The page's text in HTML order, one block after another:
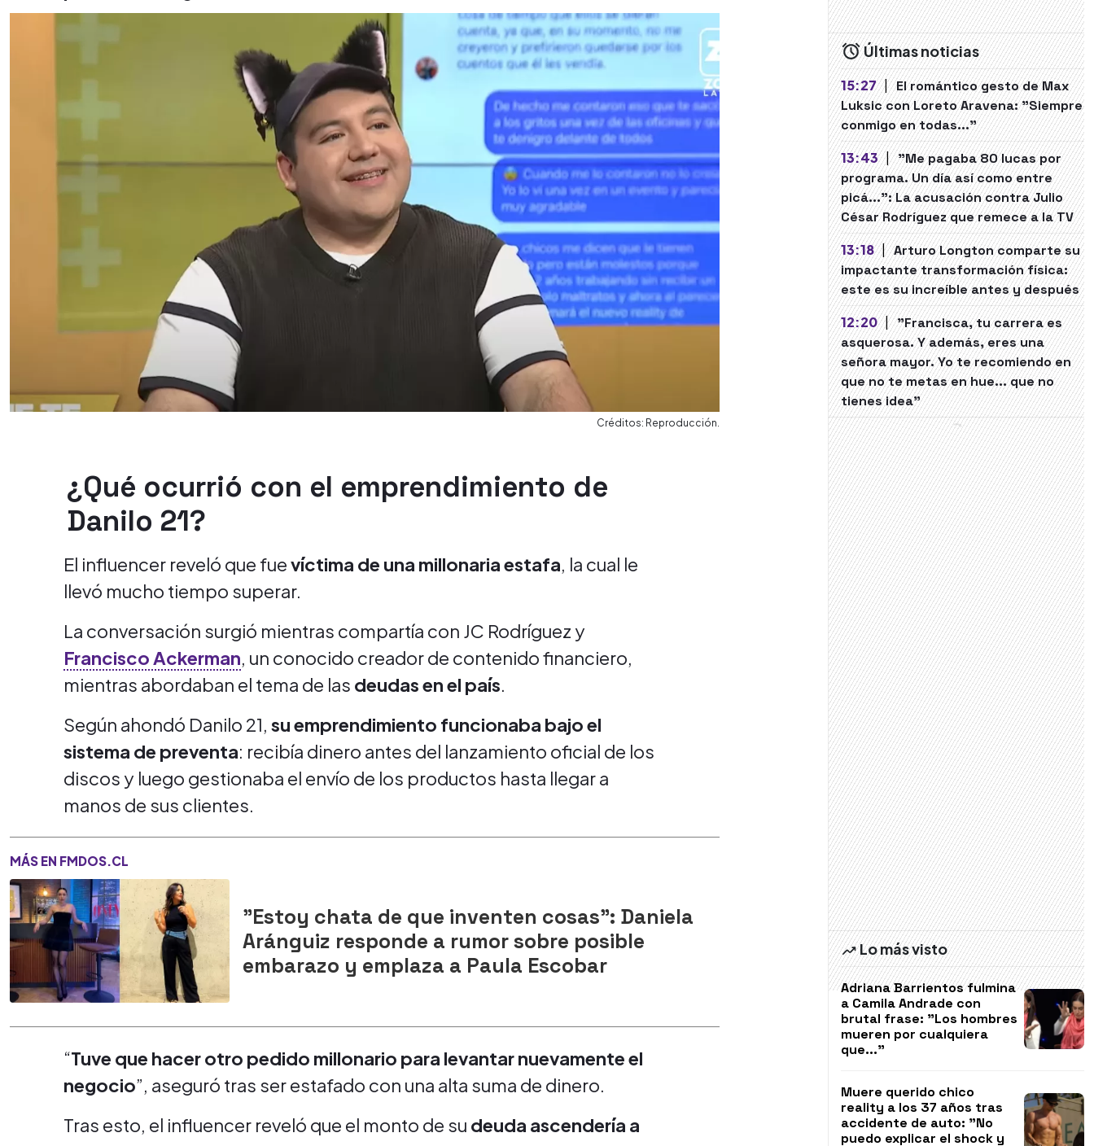
Créditos: Reproducción.
¿Qué ocurrió con el emprendimiento de
Danilo 21?
El influencer reveló que fuevíctima de una millonaria estafa, la cual le
llevó mucho tiempo superar.
La conversación surgió mientras compartía con JC Rodríguez y
Francisco Ackerman, un conocido creador de contenido financiero,
mientras abordaban el tema de las deudas en el país.
Según ahondó Danilo 21, su emprendimiento funcionaba bajo el
sistema de preventa: recibía dinero antes del lanzamiento oficial de los
discos y luego gestionaba el envío de los productos hasta llegar a
manos de sus clientes.
MÁS EN FMDOS.CL
"Estoy chata de que inventen cosas": Daniela
Aránguiz responde a rumor sobre posible
embarazo y emplaza a Paula Escobar
“Tuve que hacer otro pedido millonario para levantar nuevamente el
negocio”, aseguró tras ser estafado con una alta suma de dinero.
Tras esto, el influencer reveló que el monto de su deuda ascendería a
Últimas noticias
15:27 | El romántico gesto de Max
Luksic con Loreto Aravena: "Siempre
conmigo en todas..."
13:43 | "Me pagaba 80 lucas por
programa. Un día así como entre
picá...": La acusación contra Julio
César Rodríguez que remece a la TV
13:18 | Arturo Longton comparte su
impactante transformación física:
este es su increíble antes y después
12:20 | "Francisca, tu carrera es
asquerosa. Y además, eres una
señora mayor. Yo te recomiendo en
que no te metas en hue... que no
tienes idea"
Lo más visto
Adriana Barrientos fulmina
a Camila Andrade con
brutal frase: "Los hombres
mueren por cualquiera
que..."
Muere querido chico
reality a los 37 años tras
accidente de auto: "No
puedo explicar el shock y